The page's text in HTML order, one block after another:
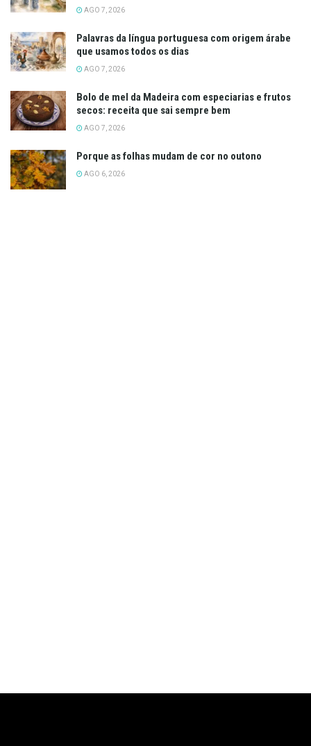
AGO 7, 2026
Palavras da língua portuguesa com origem árabe
que usamos todos os dias
AGO 7, 2026
Bolo de mel da Madeira com especiarias e frutos
secos: receita que sai sempre bem
AGO 7, 2026
Porque as folhas mudam de cor no outono
AGO 6, 2026